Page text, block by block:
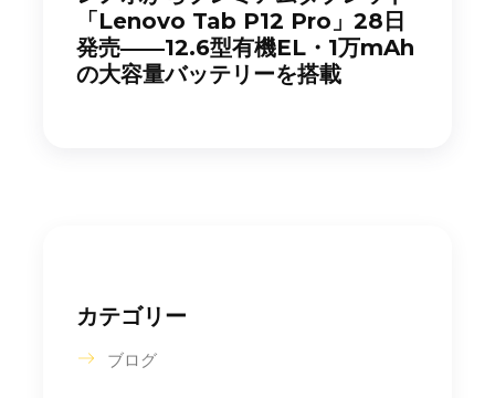
「Lenovo Tab P12 Pro」28日
発売――12.6型有機EL・1万mAh
の大容量バッテリーを搭載
カテゴリー
ブログ